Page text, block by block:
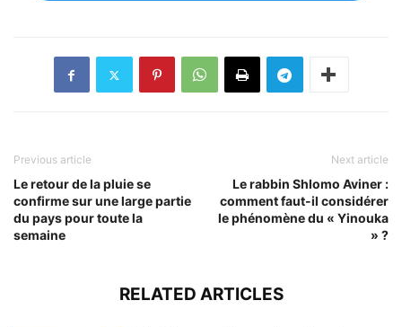
Previous article
Le retour de la pluie se
confirme sur une large partie
du pays pour toute la
semaine
Next article
Le rabbin Shlomo Aviner :
comment faut-il considérer
le phénomène du « Yinouka
» ?
RELATED ARTICLES